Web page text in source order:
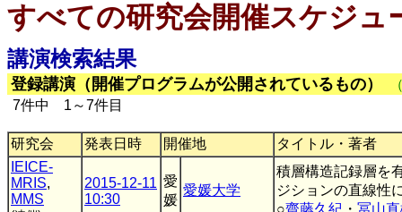
すべての研究会開催スケジュ
講演検索結果
登録講演（開催プログラムが公開されているもの）
7件中 1～7件目
研究会 発表日時 開催地
タイトル・著者
IEICE-
MRIS,
MMS
2015-12-11
10:30
愛
媛
愛媛大学
積層構造記録層を
ジションの直線性
○齋藤久紀 ・ 冨山